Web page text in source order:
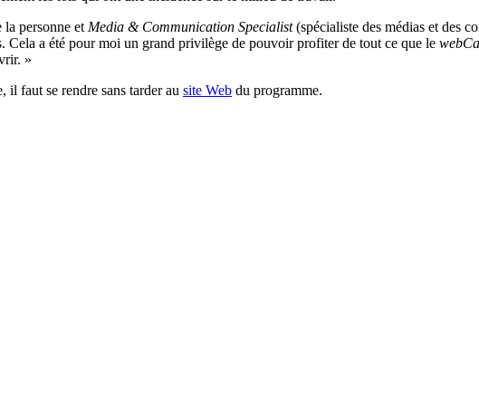
la personne et Media & Communication Specialist(spécialiste des médias et des
a été pour moi un grand privilège de pouvoir profiter de tout ce que le
»
il faut se rendre sans tarder au site Web du programme.